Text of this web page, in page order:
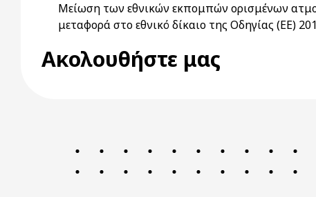
Μείωση των εθνικών εκπομπών ορισμένων
μεταφορά στο εθνικό δίκαιο της Οδηγίας (ΕΕ)
Ακολουθήστε μας